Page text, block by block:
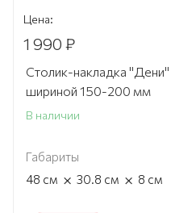
Цена:
1 990 ₽
Столик-накладка
шириной 150-200 мм
В наличии
Габариты
48 см × 30.8 см × 8 см